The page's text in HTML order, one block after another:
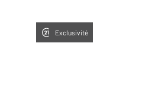
Exclusivité